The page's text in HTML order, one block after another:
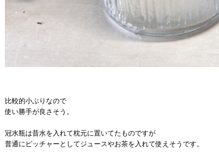
比較的小ぶりなので
使い勝手が良さそう。
冠水瓶は昔水を入れて枕元に置いてたものですが
普通にピッチャーとしてジュースやお茶を入れて使えそうです。